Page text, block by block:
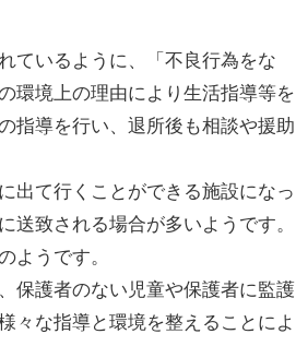
ているように、「不良行為をな
環境上の理由により生活指導等を
指導を行い、退所後も相談や援助
出て行くことができる施設になっ
致される場合が多いようです。
うです。
保護者のない児童や保護者に監護
々な指導と環境を整えることによ